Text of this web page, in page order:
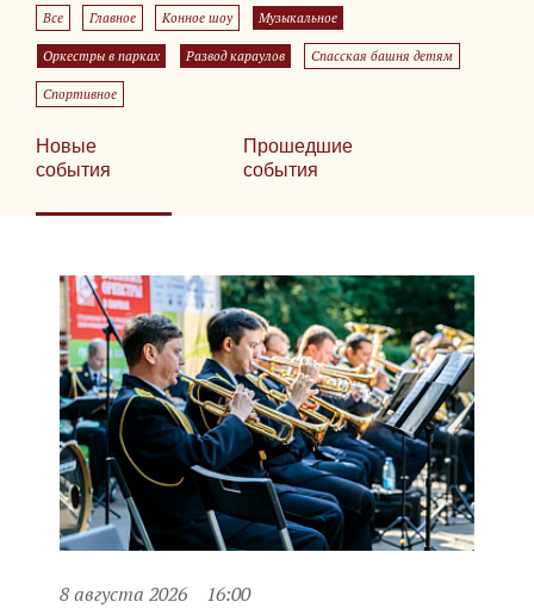
Все Главное Конное шоу Музыкальное
Оркестры в парках Развод караулов Спасская башня детям
Спортивное
Новые
события
Прошедшие
события
8 августа 2026 16:00